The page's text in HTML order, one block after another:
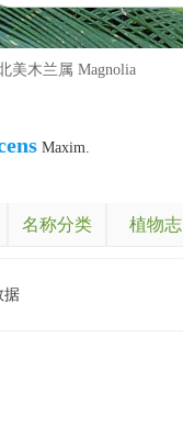
美木兰属 Magnolia
Maxim.
名称分类 植物志
据